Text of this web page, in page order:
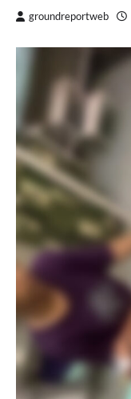
groundreportweb